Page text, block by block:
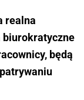
realna
biurokratyczne
będą